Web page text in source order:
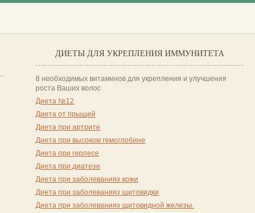
ДИЕТЫ ДЛЯ УКРЕПЛЕНИЯ ИММУНИТЕТА
8 необходимых витаминов для укрепления и улучшения
роста Ваших волос
Диета №12
Диета от прыщей
Диета при артрите
Диета при высоком гемоглобине
Диета при герпесе
Диета при диатезе
Диета при заболеваниях кожи
Диета при заболеваниях щитовидки
Диета при заболеваниях щитовидной железы.